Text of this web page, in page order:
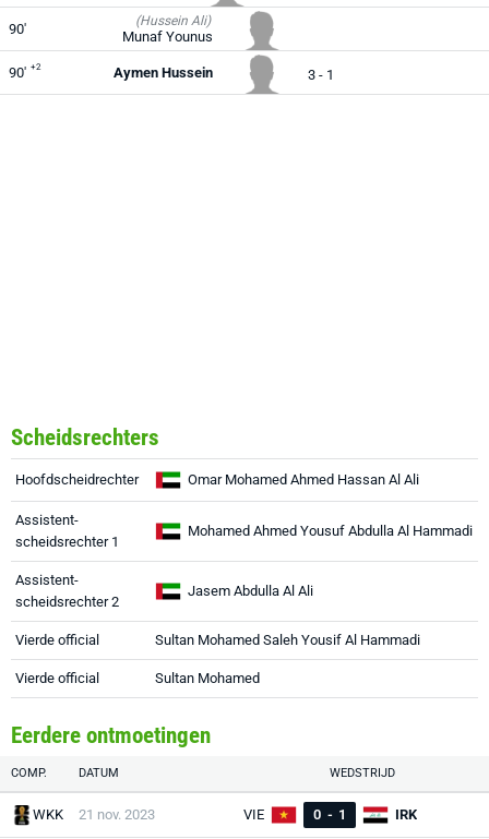
90' (Hussein Ali)
Munaf Younus
90' +2 Aymen Hussein 3 - 1
Scheidsrechters
Hoofdscheidrechter Omar Mohamed Ahmed Hassan Al Ali
Assistent-
scheidsrechter 1
Mohamed Ahmed Yousuf Abdulla Al Hammadi
Assistent-
scheidsrechter 2
Jasem Abdulla Al Ali
Vierde official Sultan Mohamed Saleh Yousif Al Hammadi
Vierde official Sultan Mohamed
Eerdere ontmoetingen
COMP. DATUM WEDSTRIJD
WKK 21 nov. 2023 VIE 0 - 1 IRK